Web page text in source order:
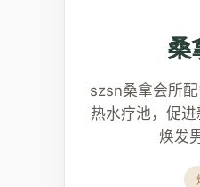
桑
szsn桑拿会所
热水疗池，促进
焕发